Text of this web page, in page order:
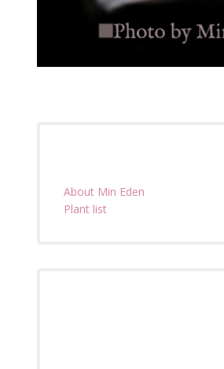
About Min Eden
Plant list